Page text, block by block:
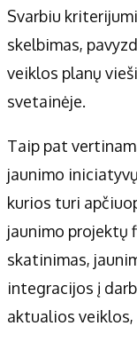
Svarbiu
skelbimas,
veiklos planų
svetainėje.
Taip pat
jaunimo
kurios turi
jaunimo projektų
skatinimas,
integracijos į
aktualios veiklos,